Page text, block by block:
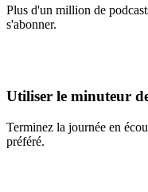
Plus d'un million de
s'abonner.
Utiliser le minuteur
Terminez la journée en
préféré.